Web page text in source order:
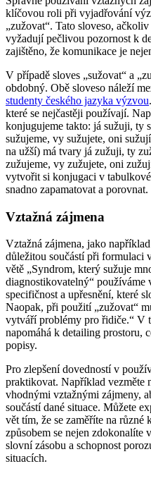
klíčovou roli při vyjadřování
„zužovat“. Tato sloveso,
vyžadují pečlivou pozornost k
zajištěno, že komunikace je
V případě sloves „sužovat“ a
obdobný. Obě sloveso náleží
studenty českého jazyka výzvou
které se nejčastěji používají.
konjugujeme takto: já sužuji, ty
sužujeme, vy sužujete, oni
na užší) má tvary já zužuji, ty
zužujeme, vy zužujete, oni
vytvořit si konjugaci v
snadno zapamatovat a porovnat.
Vztažná zájmena
Vztažná zájmena, jako
důležitou součástí při formulaci
větě „Syndrom, který sužuje
diagnostikovatelný“ používáme
specifičnost a upřesnění, které
Naopak, při použití „zužovat“
vytváří problémy pro řidiče.“ V
napomáhá k detailing prostoru,
popisy.
Pro zlepšení dovedností v
praktikovat. Například vezměte
vhodnými vztažnými zájmeny,
součástí dané situace. Můžete
vět tím, že se zaměříte na
způsobem se nejen zdokonalíte
slovní zásobu a schopnost
situacích.